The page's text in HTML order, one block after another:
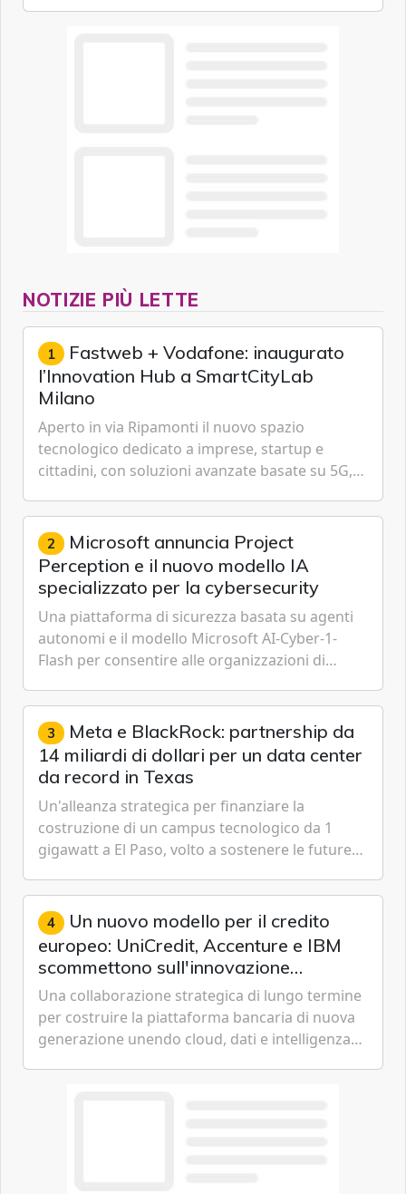
NOTIZIE PIÙ LETTE
1 Fastweb + Vodafone: inaugurato
l’Innovation Hub a SmartCityLab
Milano
Aperto in via Ripamonti il nuovo spazio
tecnologico dedicato a imprese, startup e
cittadini, con soluzioni avanzate basate su 5G,
Cybersecurity.
2 Microsoft annuncia Project
Perception e il nuovo modello IA
specializzato per la cybersecurity
Una piattaforma di sicurezza basata su agenti
autonomi e il modello Microsoft AI-Cyber-1-
Flash per consentire alle organizzazioni di
gestione continua del rischio.
3 Meta e BlackRock: partnership da
14 miliardi di dollari per un data center
da record in Texas
Un'alleanza strategica per finanziare la
costruzione di un campus tecnologico da 1
gigawatt a El Paso, volto a sostenere le future
artificiale dell'azienda di Mark Zuckerberg.
4 Un nuovo modello per il credito
europeo: UniCredit, Accenture e IBM
scommettono sull'innovazione
tecnologica
Una collaborazione strategica di lungo termine
per costruire la piattaforma bancaria di nuova
generazione unendo cloud, dati e intelligenza